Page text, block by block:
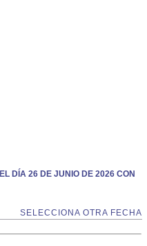
DÍA 26 DE JUNIO DE 2026 CON
SELECCIONA OTRA FECHA